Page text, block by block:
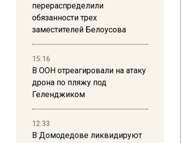
перераспределили
обязанности трех
заместителей Белоусова
15:16
В ООН отреагировали на атаку
дрона по пляжу под
Геленджиком
12:33
В Домодедове ликвидируют